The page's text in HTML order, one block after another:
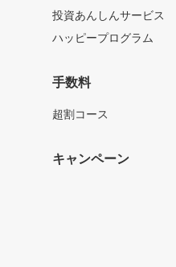
投資あんしんサービス
ハッピープログラム
手数料
超割コース
キャンペーン